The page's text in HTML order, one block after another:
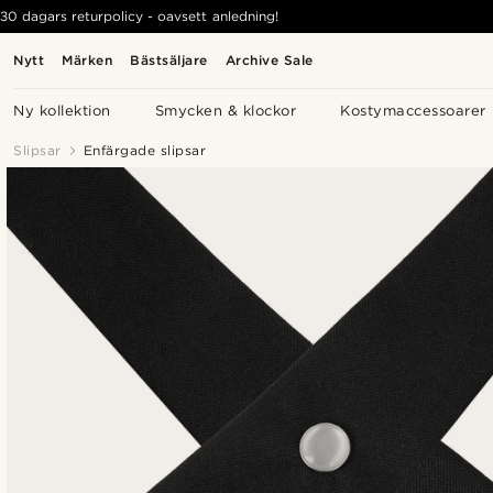
Nytt Märken Bästsäljare Archive Sale
Ny kollektion Smycken & klockor Kostymaccessoarer
30 dagars returpolicy - oavsett anledning!
Slipsar Enfärgade slipsar